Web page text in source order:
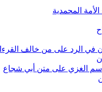
المحمدية
في الرد على من خالف
الغزي على متن أبي شجاع